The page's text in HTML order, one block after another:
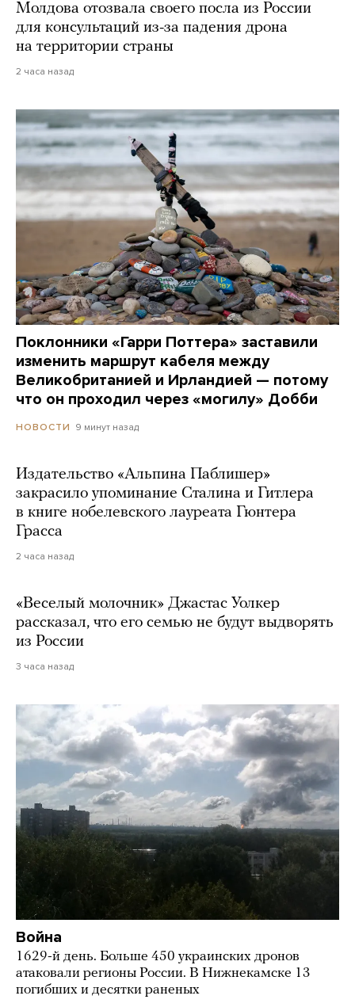
Молдова отозвала своего посла из России
для консультаций из-за падения дрона
на территории страны
2 часа назад
Поклонники «Гарри Поттера» заставили
изменить маршрут кабеля между
Великобританией и Ирландией — потому
что он проходил через «могилу» Добби
НОВОСТИ 9 минут назад
Издательство «Альпина Паблишер»
закрасило упоминание Сталина и Гитлера
в книге нобелевского лауреата Гюнтера
Грасса
2 часа назад
«Веселый молочник» Джастас Уолкер
рассказал, что его семью не будут выдворять
из России
3 часа назад
Война
1629-й день. Больше 450 украинских дронов
атаковали регионы России. В Нижнекамске 13
погибших и десятки раненых